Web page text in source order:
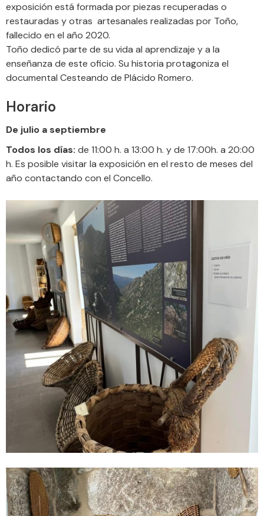
exposición está formada por piezas recuperadas o
restauradas y otras artesanales realizadas por Toño,
fallecido en el año 2020.
Toño dedicó parte de su vida al aprendizaje y a la
enseñanza de este oficio. Su historia protagoniza el
documental Cesteando de Plácido Romero.
Horario
De julio a septiembre
Todos los días: de 11:00 h. a 13:00 h. y de 17:00h. a 20:00
h. Es posible visitar la exposición en el resto de meses del
año contactando con el Concello.